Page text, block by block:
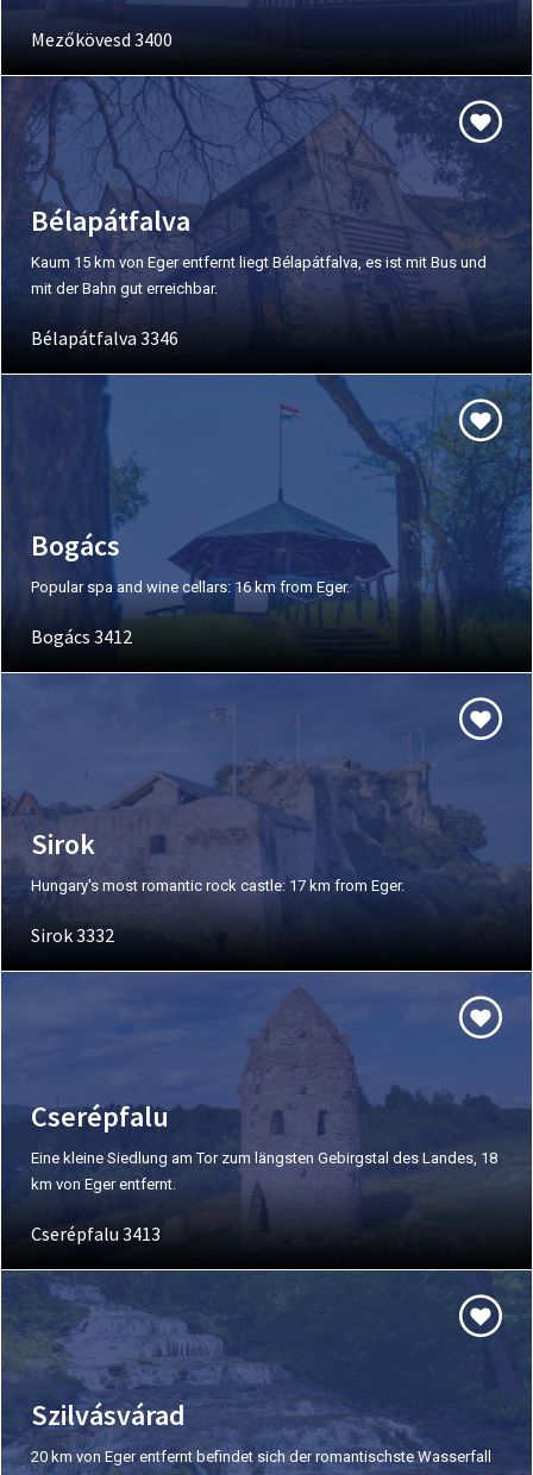
Mezőkövesd 3400
Bélapátfalva
Kaum 15 km von Eger entfernt liegt Bélapátfalva, es ist mit Bus und
mit der Bahn gut erreichbar.
Bélapátfalva 3346
Bogács
Popular spa and wine cellars: 16 km from Eger.
Bogács 3412
Sirok
Hungary's most romantic rock castle: 17 km from Eger.
Sirok 3332
Cserépfalu
Eine kleine Siedlung am Tor zum längsten Gebirgstal des Landes, 18
km von Eger entfernt.
Cserépfalu 3413
Szilvásvárad
20 km von Eger entfernt befindet sich der romantischste Wasserfall